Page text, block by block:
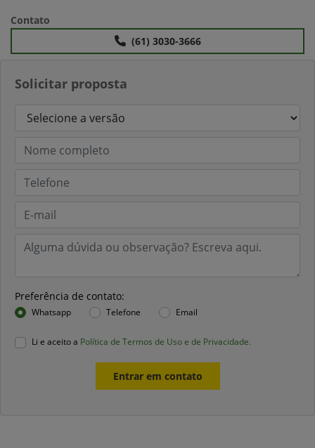
Solicitar proposta
Preferência de contato:
Whatsapp Telefone Email
Li e aceito a Política de Termos de Uso e de Privacidade.
Entrar em contato
Contato
(61) 3030-3666